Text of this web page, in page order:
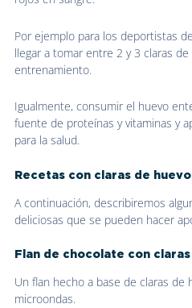
Por ejemplo para los deportistas
llegar a tomar entre 2 y 3 claras
entrenamiento.
Igualmente, consumir el huevo
fuente de proteínas y vitaminas y
para la salud.
Recetas con claras de huevo
A continuación, describiremos
deliciosas que se pueden hacer
Flan de chocolate con
Un flan hecho a base de claras de
microondas.